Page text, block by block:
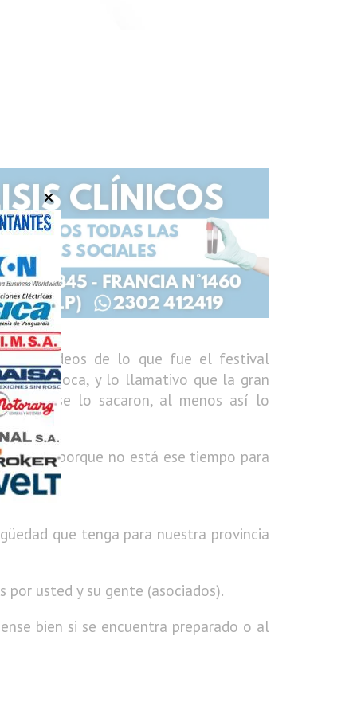
videos de lo que fue el festival
tapaboca, y lo llamativo que la gran
luego se lo sacaron, al menos así lo
Y porque no está ese tiempo para
que tenga para nuestra provincia
por usted y su gente (asociados).
bien si se encuentra preparado o al